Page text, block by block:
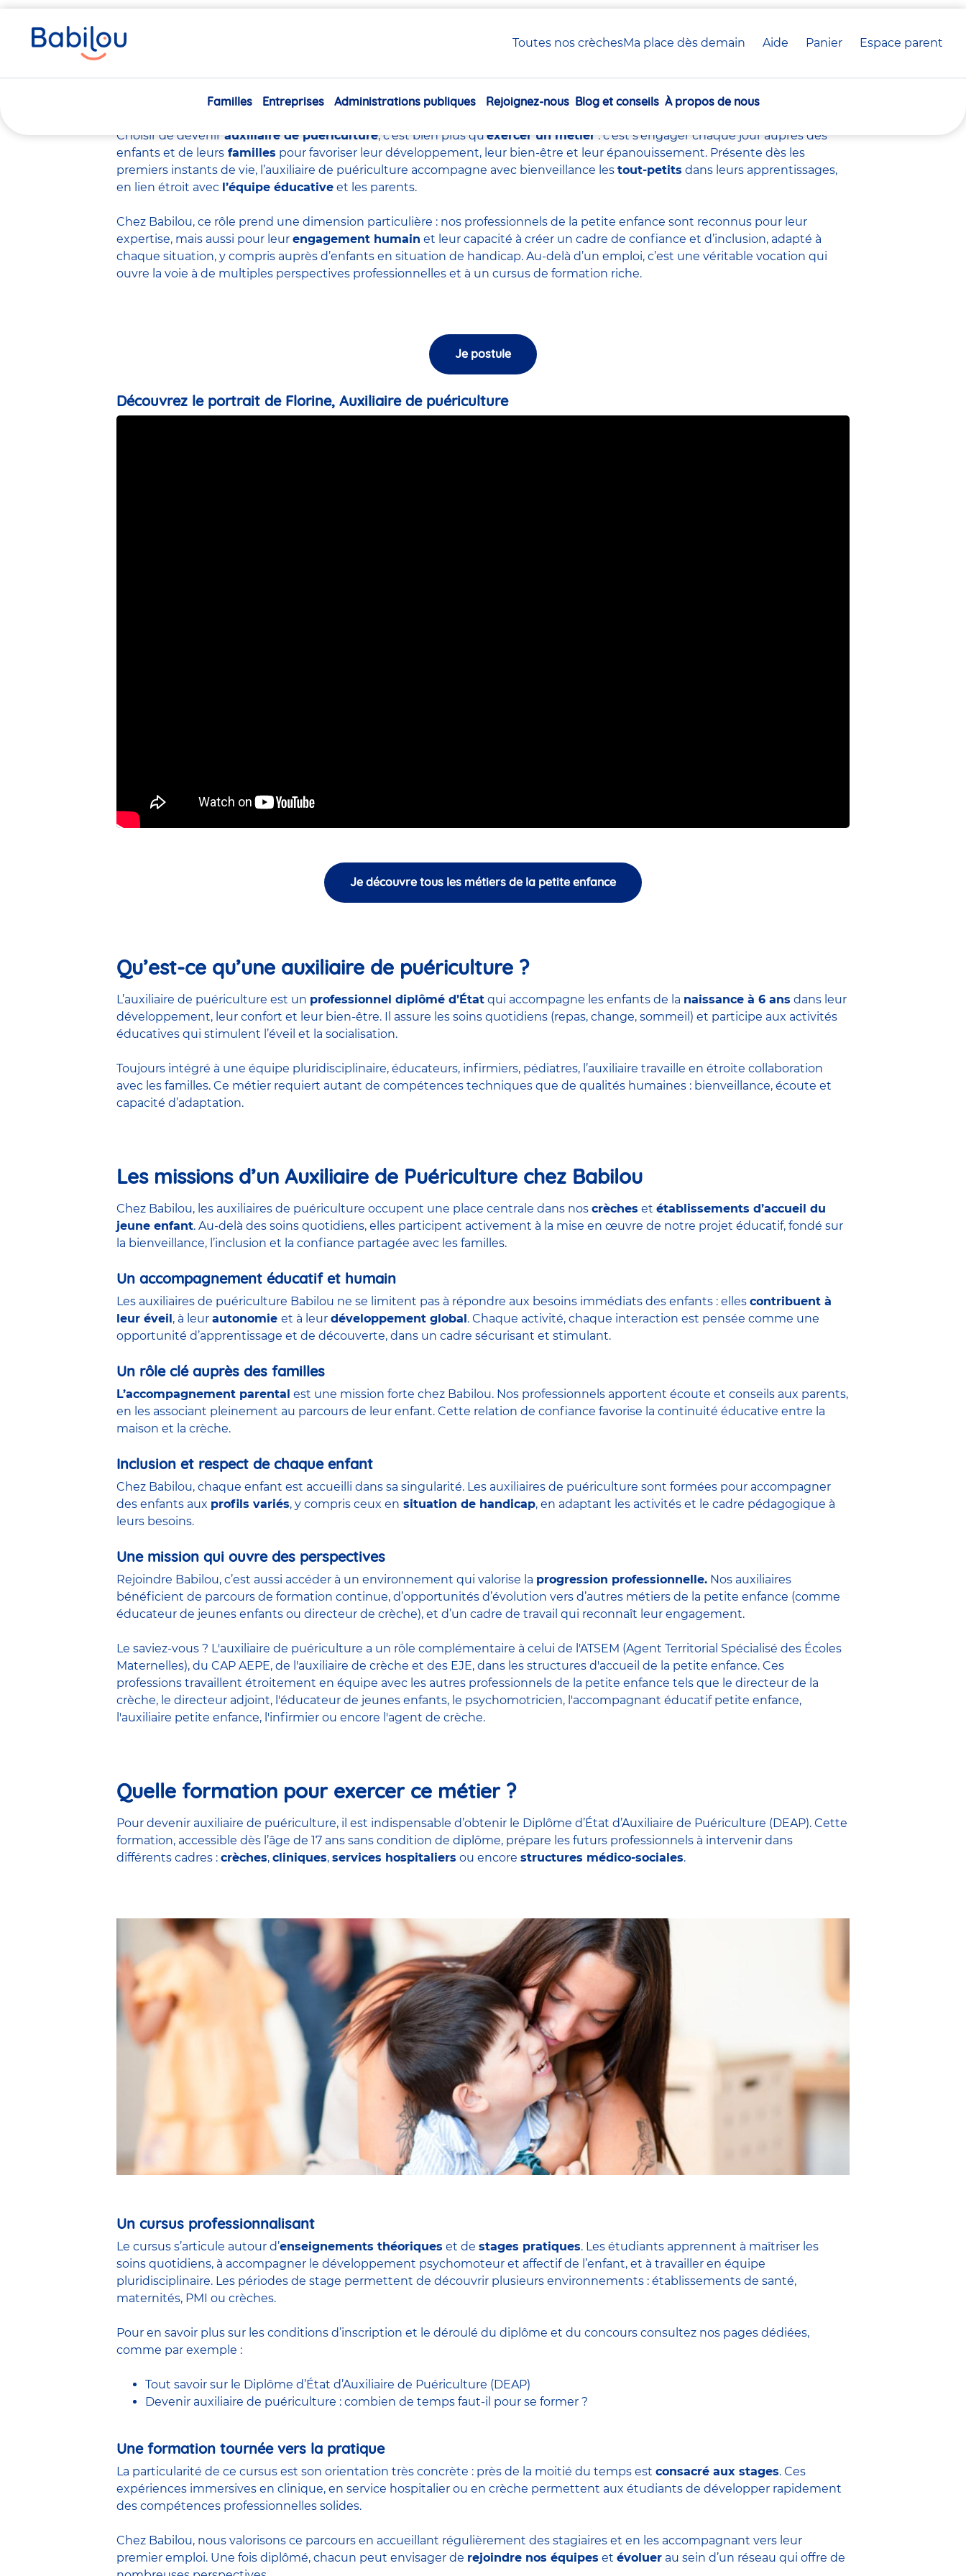
Toutes nos crèchesMa place dès demain Aide Panier crèche(s)
Espace parent
Navigation
Familles Entreprises Administrations publiques Rejoignez-nous Blog et conseils À propos de nous
êtes
ici
essentiel
Choisir de devenirauxiliaire de puériculture, c’est bien plus qu’exercer un métier: c’est s’engager chaque jour auprès des
enfants et de leurs familles pour favoriser leur développement, leur bien-être et leur épanouissement. Présente dès les
premiers instants de vie, l’auxiliaire de puériculture accompagne avec bienveillance les tout-petits dans leurs apprentissages,
en lien étroit avec l’équipe éducative et les parents.
Chez Babilou, ce rôle prend une dimension particulière : nos professionnels de la petite enfance sont reconnus pour leur
expertise, mais aussi pour leur engagement humain et leur capacité à créer un cadre de confiance et d’inclusion, adapté à
chaque situation, y compris auprès d’enfants en situation de handicap. Au-delà d’un emploi, c’est une véritable vocation qui
ouvre la voie à de multiples perspectives professionnelles et à un cursus de formation riche.
Je postule
Découvrez le portrait de Florine, Auxiliaire de puériculture
Je découvre tous les métiers de la petite enfance
Qu’est-ce qu’une auxiliaire de puériculture ?
L’auxiliaire de puériculture est un professionnel diplômé d’État qui accompagne les enfants de la naissance à 6 ans dans leur
développement, leur confort et leur bien-être. Il assure les soins quotidiens (repas, change, sommeil) et participe aux activités
éducatives qui stimulent l’éveil et la socialisation.
Toujours intégré à une équipe pluridisciplinaire, éducateurs, infirmiers, pédiatres, l’auxiliaire travaille en étroite collaboration
avec les familles. Ce métier requiert autant de compétences techniques que de qualités humaines : bienveillance, écoute et
capacité d’adaptation.
Les missions d’un Auxiliaire de Puériculture chez Babilou
Chez Babilou, les auxiliaires de puériculture occupent une place centrale dans nos crèches et établissements d’accueil du
jeune enfant. Au-delà des soins quotidiens, elles participent activement à la mise en œuvre de notre projet éducatif, fondé sur
la bienveillance, l’inclusion et la confiance partagée avec les familles.
Un accompagnement éducatif et humain
Les auxiliaires de puériculture Babilou ne se limitent pas à répondre aux besoins immédiats des enfants : elles contribuent à
leur éveil, à leur autonomie et à leur développement global. Chaque activité, chaque interaction est pensée comme une
opportunité d’apprentissage et de découverte, dans un cadre sécurisant et stimulant.
Un rôle clé auprès des familles
L’accompagnement parental est une mission forte chez Babilou. Nos professionnels apportent écoute et conseils aux parents,
en les associant pleinement au parcours de leur enfant. Cette relation de confiance favorise la continuité éducative entre la
maison et la crèche.
Inclusion et respect de chaque enfant
Chez Babilou, chaque enfant est accueilli dans sa singularité. Les auxiliaires de puériculture sont formées pour accompagner
des enfants aux profils variés, y compris ceux en situation de handicap, en adaptant les activités et le cadre pédagogique à
leurs besoins.
Une mission qui ouvre des perspectives
Rejoindre Babilou, c’est aussi accéder à un environnement qui valorise la progression professionnelle. Nos auxiliaires
bénéficient de parcours de formation continue, d’opportunités d’évolution vers d’autres métiers de la petite enfance (comme
éducateur de jeunes enfants ou directeur de crèche), et d’un cadre de travail qui reconnaît leur engagement.
Le saviez-vous ? L'auxiliaire de puériculture a un rôle complémentaire à celui de l'ATSEM (Agent Territorial Spécialisé des Écoles
Maternelles), du CAP AEPE, de l'auxiliaire de crèche et des EJE, dans les structures d'accueil de la petite enfance. Ces
professions travaillent étroitement en équipe avec les autres professionnels de la petite enfance tels que le directeur de la
crèche, le directeur adjoint, l'éducateur de jeunes enfants, le psychomotricien, l'accompagnant éducatif petite enfance,
l'auxiliaire petite enfance, l'infirmier ou encore l'agent de crèche.
Quelle formation pour exercer ce métier ?
Pour devenir auxiliaire de puériculture, il est indispensable d’obtenir le Diplôme d’État d’Auxiliaire de Puériculture (DEAP). Cette
formation, accessible dès l’âge de 17 ans sans condition de diplôme, prépare les futurs professionnels à intervenir dans
différents cadres : crèches, cliniques, services hospitaliers ou encore structures médico-sociales.
Un cursus professionnalisant
Le cursus s’articule autour d’enseignements théoriques et de stages pratiques. Les étudiants apprennent à maîtriser les
soins quotidiens, à accompagner le développement psychomoteur et affectif de l’enfant, et à travailler en équipe
pluridisciplinaire. Les périodes de stage permettent de découvrir plusieurs environnements : établissements de santé,
maternités, PMI ou crèches.
Pour en savoir plus sur les conditions d’inscription et le déroulé du diplôme et du concours consultez nos pages dédiées,
comme par exemple :
Tout savoir sur le Diplôme d’État d’Auxiliaire de Puériculture (DEAP)
Devenir auxiliaire de puériculture : combien de temps faut-il pour se former ?
Une formation tournée vers la pratique
La particularité de ce cursus est son orientation très concrète : près de la moitié du temps est consacré aux stages. Ces
expériences immersives en clinique, en service hospitalier ou en crèche permettent aux étudiants de développer rapidement
des compétences professionnelles solides.
Chez Babilou, nous valorisons ce parcours en accueillant régulièrement des stagiaires et en les accompagnant vers leur
premier emploi. Une fois diplômé, chacun peut envisager de rejoindre nos équipes et évoluer au sein d’un réseau qui offre de